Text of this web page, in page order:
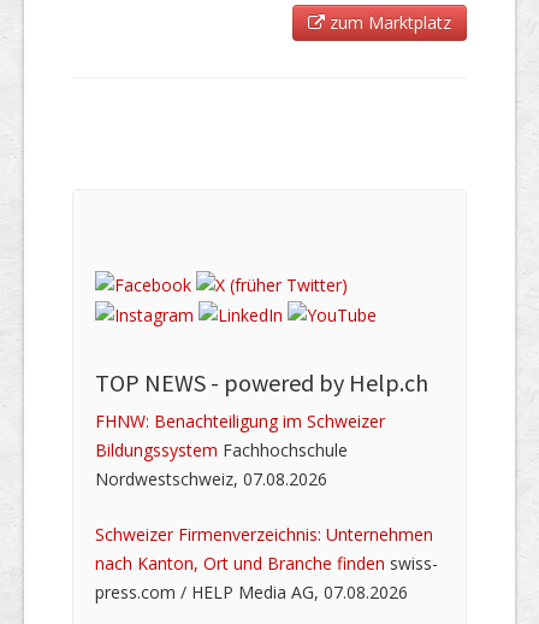
zum Marktplatz
TOP NEWS - powered by Help.ch
FHNW: Benachteiligung im Schweizer
Bildungssystem Fachhochschule
Nordwestschweiz, 07.08.2026
Schweizer Firmenverzeichnis: Unternehmen
nach Kanton, Ort und Branche finden swiss-
press.com / HELP Media AG, 07.08.2026